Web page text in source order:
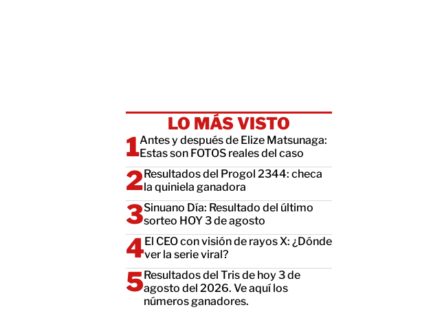
LO MÁS VISTO
Antes y después de Elize Matsunaga:
Estas son FOTOS reales del caso
Resultados del Progol 2344: checa
la quiniela ganadora
Sinuano Día: Resultado del último
sorteo HOY 3 de agosto
El CEO con visión de rayos X: ¿Dónde
ver la serie viral?
Resultados del Tris de hoy 3 de
agosto del 2026. Ve aquí los
números ganadores.